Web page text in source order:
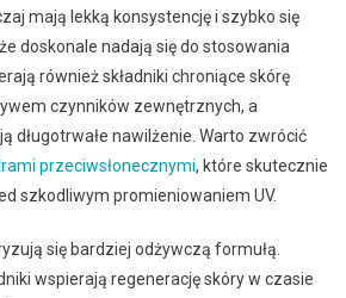
mają lekką konsystencję i szybko się
doskonale nadają się do stosowania
również składniki chroniące skórę
czynników zewnętrznych, a
długotrwałe nawilżenie. Warto zwrócić
przeciwsłonecznymi, które skutecznie
szkodliwym promieniowaniem UV.
się bardziej odżywczą formułą.
wspierają regenerację skóry w czasie